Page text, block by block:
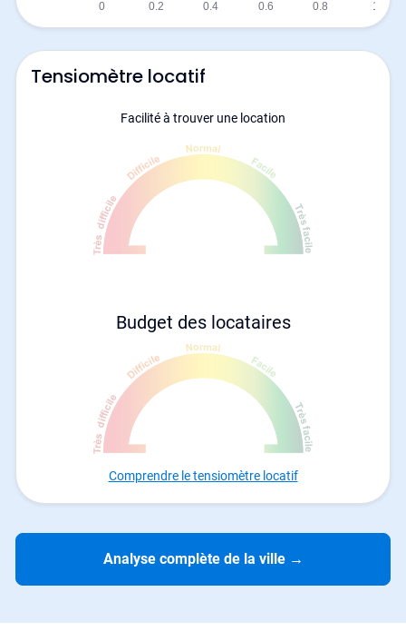
Tensiomètre locatif
Facilité à trouver une location
Budget des locataires
Comprendre le tensiomètre locatif
Analyse complète de la ville →